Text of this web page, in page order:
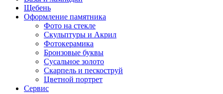
Щебень
Оформление памятника
Фото на стекле
Скульптуры и Акрил
Фотокерамика
Бронзовые буквы
Сусальное золото
Скарпель и пескоструй
Цветной портрет
Сервис